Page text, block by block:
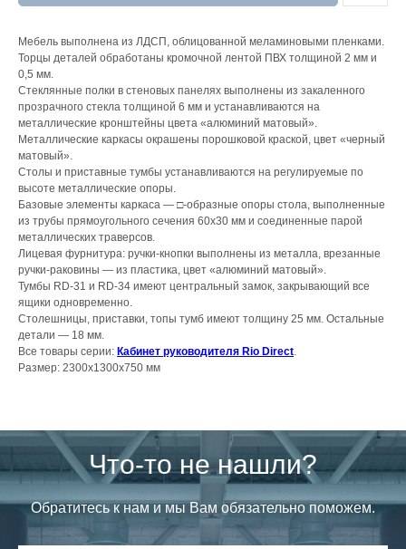
Мебель выполнена из ЛДСП, облицованной меламиновыми пленками.
Торцы деталей обработаны кромочной лентой ПВХ толщиной 2 мм и
0,5 мм.
Стеклянные полки в стеновых панелях выполнены из закаленного
прозрачного стекла толщиной 6 мм и устанавливаются на
металлические кронштейны цвета «алюминий матовый».
Металлические каркасы окрашены порошковой краской, цвет «черный
матовый».
Столы и приставные тумбы устанавливаются на регулируемые по
высоте металлические опоры.
Базовые элементы каркаса — □-образные опоры стола, выполненные
из трубы прямоугольного сечения 60х30 мм и соединенные парой
металлических траверсов.
Лицевая фурнитура: ручки-кнопки выполнены из металла, врезанные
ручки-раковины — из пластика, цвет «алюминий матовый».
Тумбы RD-31 и RD-34 имеют центральный замок, закрывающий все
ящики одновременно.
Столешницы, приставки, топы тумб имеют толщину 25 мм. Остальные
детали — 18 мм.
Все товары серии: Кабинет руководителя Rio Direct.
Размер: 2300x1300x750 мм
Что-то не нашли?
Обратитесь к нам и мы Вам обязательно поможем.